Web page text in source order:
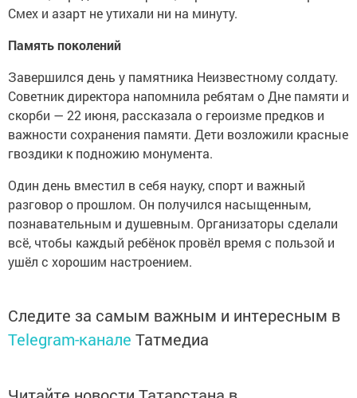
Смех и азарт не утихали ни на минуту.
Память поколений
Завершился день у памятника Неизвестному солдату.
Советник директора напомнила ребятам о Дне памяти и
скорби — 22 июня, рассказала о героизме предков и
важности сохранения памяти. Дети возложили красные
гвоздики к подножию монумента.
Один день вместил в себя науку, спорт и важный
разговор о прошлом. Он получился насыщенным,
познавательным и душевным. Организаторы сделали
всё, чтобы каждый ребёнок провёл время с пользой и
ушёл с хорошим настроением.
Следите за самым важным и интересным в
Telegram-канале Татмедиа